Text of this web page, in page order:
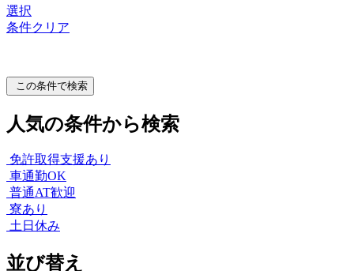
選択
条件クリア
この条件で検索
人気の条件から検索
免許取得支援あり
車通勤OK
普通AT歓迎
寮あり
土日休み
並び替え